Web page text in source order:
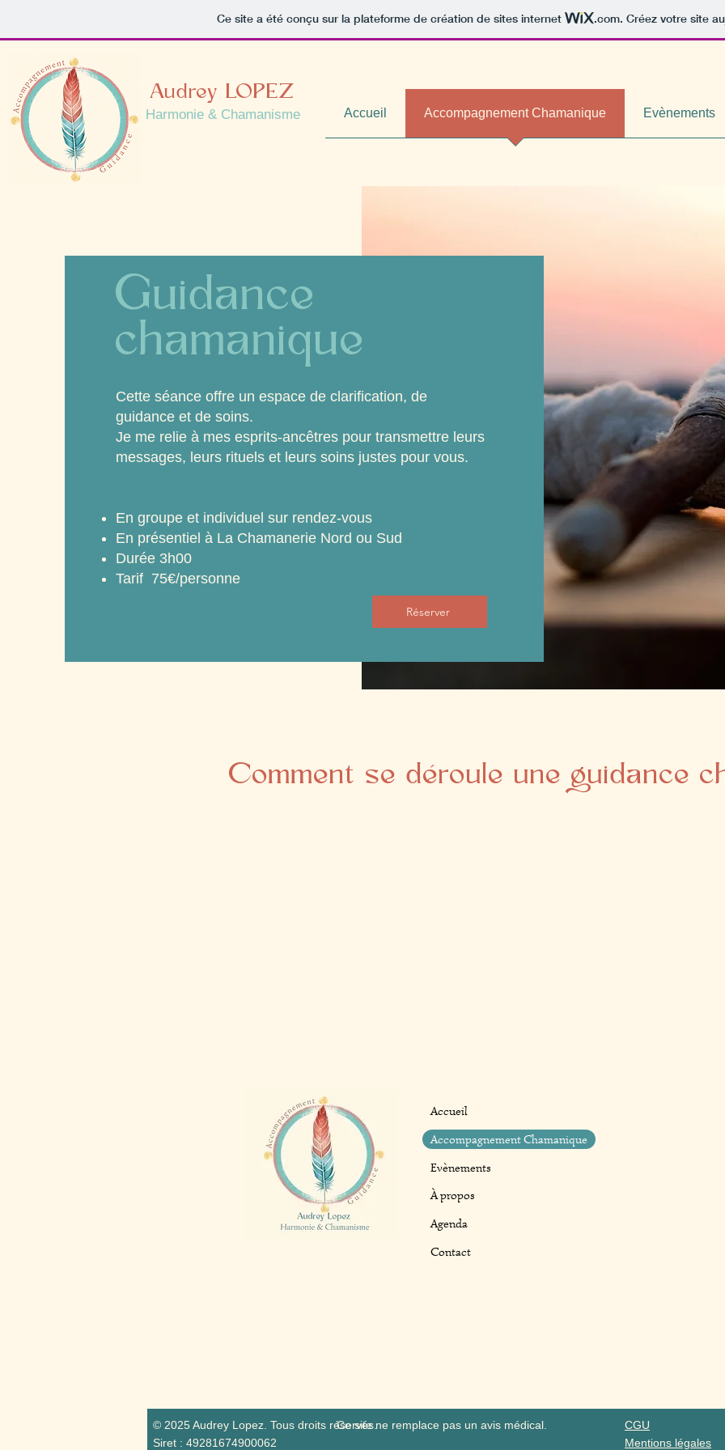
Ce site a été conçu sur la plateforme de création de sites internet .com. Créez votre site
Audrey LOPEZ
Harmonie & Chamanisme Accueil Accompagnement Chamanique Evènements
Guidance
chamanique
Cette séance offre un espace de clarification, de
guidance et de soins.
Je me relie à mes esprits-ancêtres pour transmettre leurs
messages, leurs rituels et leurs soins justes pour vous.
En groupe et individuel sur rendez-vous
En présentiel à La Chamanerie Nord ou Sud
Durée 3h00
Tarif 75€/personne
Réserver
Comment se déroule une guidance
Accueil
Accompagnement Chamanique
Evènements
À propos
Agenda
Contact
© 2025 Audrey Lopez. Tous droits réservés.
Siret : 49281674900062
Ce site ne remplace pas un avis médical.
CGU
Mentions légales